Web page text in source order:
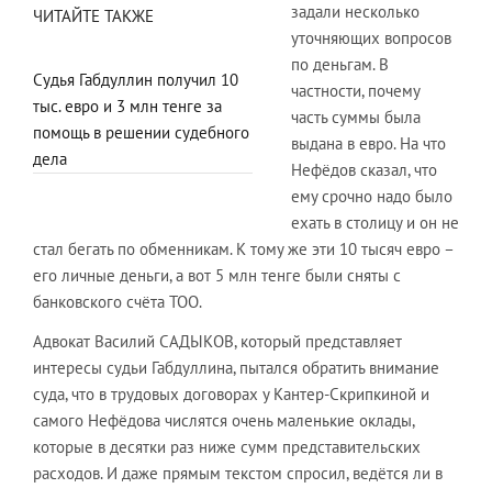
ЧИТАЙТЕ ТАКЖЕ
Судья Габдуллин получил 10
тыс. евро и 3 млн тенге за
помощь в решении судебного
дела
задали несколько
уточняющих вопросов
по деньгам. В
частности, почему
часть суммы была
выдана в евро. На что
Нефёдов сказал, что
ему срочно надо было
ехать в столицу и он не
стал бегать по обменникам. К тому же эти 10 тысяч евро –
его личные деньги, а вот 5 млн тенге были сняты с
банковского счёта ТОО.
Адвокат Василий САДЫКОВ, который представляет
интересы судьи Габдуллина, пытался обратить внимание
суда, что в трудовых договорах у Кантер-Скрипкиной и
самого Нефёдова числятся очень маленькие оклады,
которые в десятки раз ниже сумм представительских
расходов. И даже прямым текстом спросил, ведётся ли в